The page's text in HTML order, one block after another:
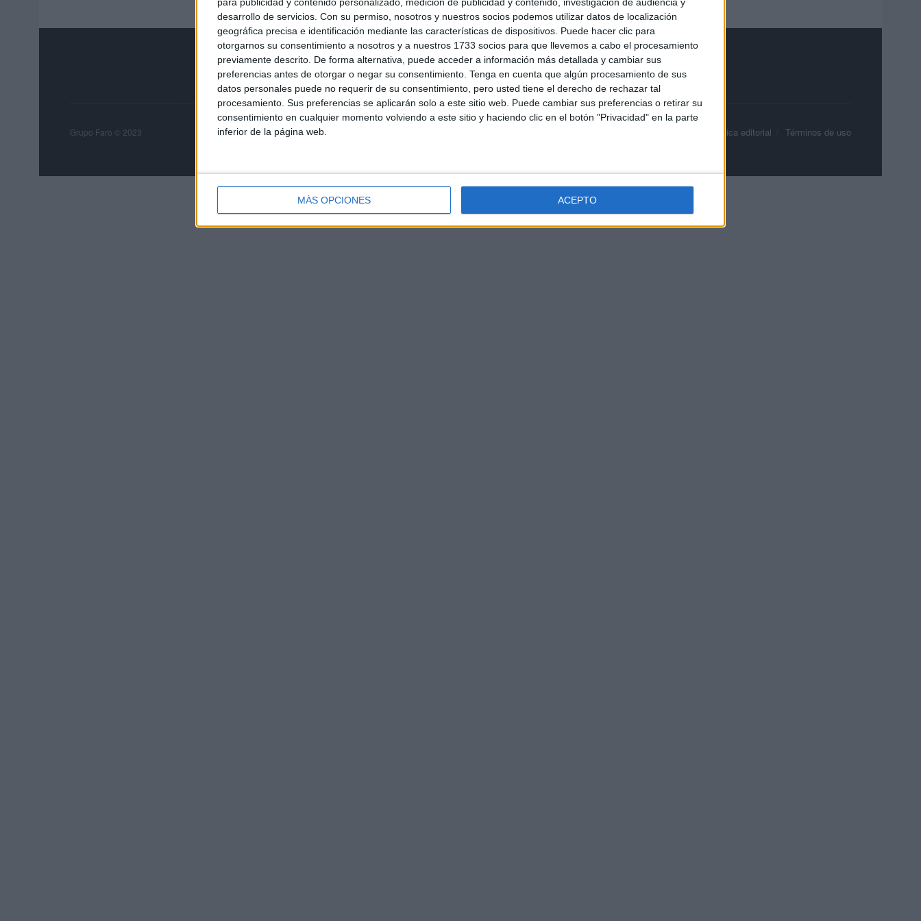
para publicidad y contenido personalizado, medición de publicidad y contenido, investigación de audiencia y
desarrollo de servicios. Con su permiso, nosotros y nuestros socios podemos utilizar datos de localización
geográfica precisa e identificación mediante las características de dispositivos. Puede hacer clic para
otorgarnos su consentimiento a nosotros y a nuestros 1733 socios para que llevemos a cabo el procesamiento
previamente descrito. De forma alternativa, puede acceder a información más detallada y cambiar sus
preferencias antes de otorgar o negar su consentimiento. Tenga en cuenta que algún procesamiento de sus
datos personales puede no requerir de su consentimiento, pero usted tiene el derecho de rechazar tal
procesamiento. Sus preferencias se aplicarán solo a este sitio web. Puede cambiar sus preferencias o retirar su
consentimiento en cualquier momento volviendo a este sitio y haciendo clic en el botón "Privacidad" en la parte
inferior de la página web.
MÁS OPCIONES ACEPTO
Grupo Faro Publicidad Contacto Política editorial Términos de uso
Grupo Faro © 2023